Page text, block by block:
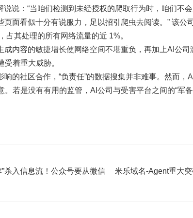
说：“当咱们检测到未经授权的爬取行为时，咱们不
页面看似十分有说服力，足以招引爬虫去阅读。” 该公
占其处理的所有网络流量的近 1%。
成内容的敏捷增长使网络空间不堪重负，再加上AI公
着重大威胁。
响的社区合作，“负责任”的数据搜集并非难事。然而，
若是没有有用的监管，AI公司与受害平台之间的“军备
杀入信息流！公众号要从微信
米乐域名-Agent重大